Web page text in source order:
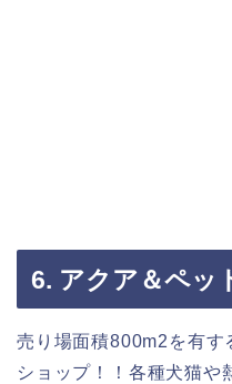
6. アクア＆ペッ
売り場面積800m2を有す
ショップ！！各種犬猫や